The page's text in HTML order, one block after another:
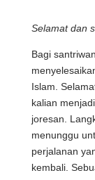
Selamat dan
Bagi
Islam.
kalian
joresan.
menunggu
perjalanan
kembali.